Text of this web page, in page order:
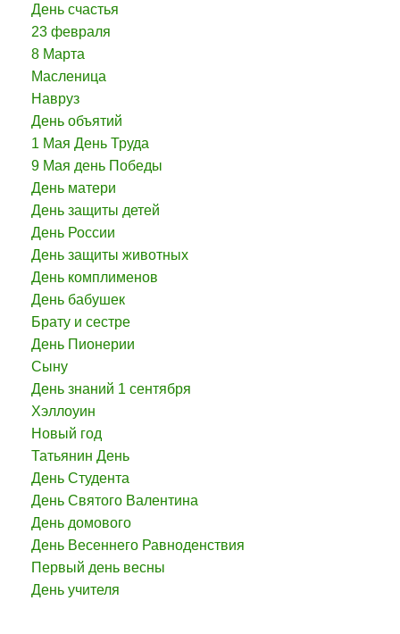
День счастья
23 февраля
8 Марта
Масленица
Навруз
День объятий
1 Мая День Труда
9 Мая день Победы
День матери
День защиты детей
День России
День защиты животных
День комплименов
День бабушек
Брату и сестре
День Пионерии
Сыну
День знаний 1 сентября
Хэллоуин
Новый год
Татьянин День
День Студента
День Святого Валентина
День домового
День Весеннего Равноденствия
Первый день весны
День учителя